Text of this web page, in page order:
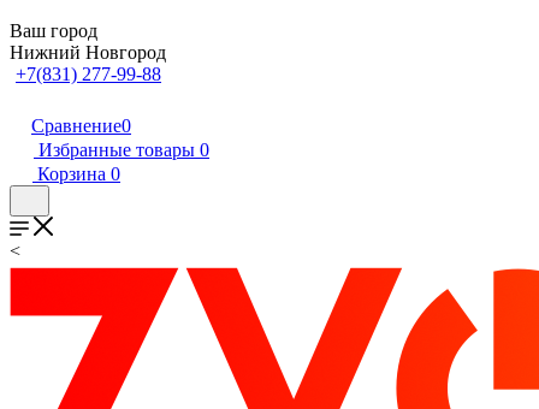
Ваш город
Нижний Новгород
+7(831) 277-99-88
Сравнение0
Избранные товары 0
Корзина 0
<